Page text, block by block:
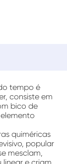
tempo é
consiste em
bico de
quiméricas
popular
mesclam,